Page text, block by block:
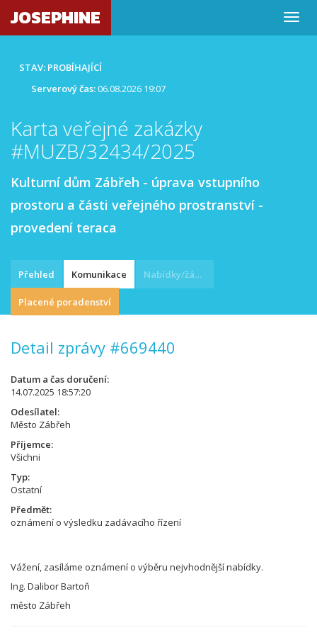
JOSEPHINE
STAV: PROBÍHAJÍCÍ
Serverový čas:06.08.2026 19:07
Karta veřejné zakázky
#MUZB/32434/2025
Kulturní dům Zábřeh - úprava vstupního
prostoru a části veřejného prostranství -
provedení teraca
Přehled Komunikace Nabídky/žádosti
Placené poradenství
Detail zprávy #669440
Datum a čas doručení
14.07.2025 18:57:20
Odesílatel
Město Zábřeh
Příjemce
Všichni
Typ
Ostatní
Předmět
oznámení o výsledku zadávacího řízení
Vážení, zasíláme oznámení o výběru nejvhodnější nabídky.
Ing. Dalibor Bartoň
město Zábřeh